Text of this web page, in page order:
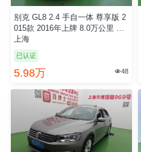
别克 GL8 2.4 手自一体 尊享版 2
015款 2016年上牌 8.0万公里 国5
上海
已认证
5.98万 48